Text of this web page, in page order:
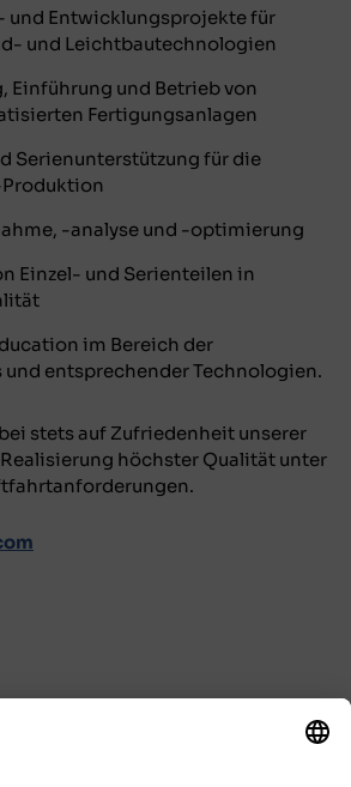
und Entwicklungsprojekte für
und Leichtbautechnologien
Einführung und Betrieb von
Fertigungsanlagen
Serienunterstützung für die
-analyse und -optimierung
Einzel- und Serienteilen in
im Bereich der
entsprechender Technologien.
stets auf Zufriedenheit unserer
höchster Qualität unter